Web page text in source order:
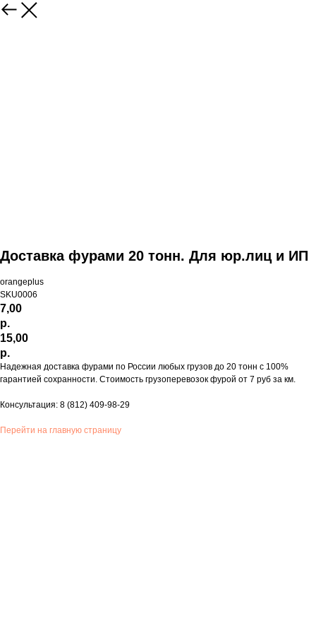
Доставка фурами 20 тонн. Для юр.лиц и ИП
orangeplus
SKU0006
7,00
р.
15,00
р.
Надежная доставка фурами по России любых грузов до 20 тонн с 100%
гарантией сохранности. Стоимость грузоперевозок фурой от 7 руб за км.
Консультация: 8 (812) 409-98-29
Перейти на главную страницу